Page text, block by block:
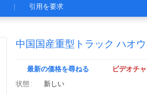
引用を要求
中国国産重型トラック ハオ
最新の価格を尋ねる
ビデオチ
状態 :
新しい